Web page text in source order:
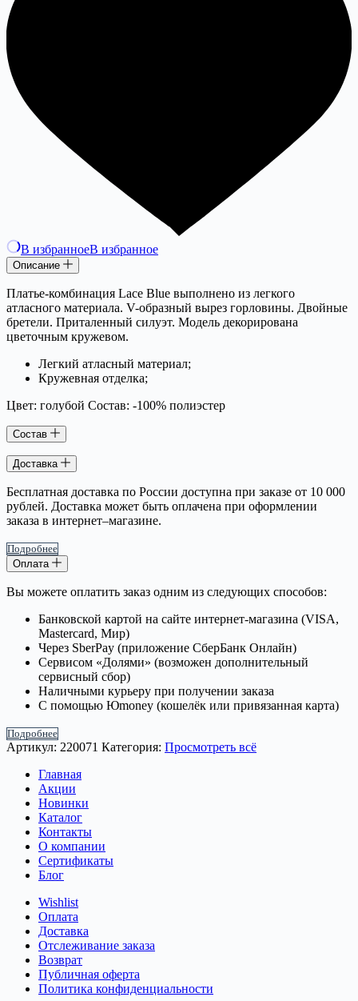
В избранноеВ избранное
Описание
Платье-комбинация Lace Blue выполнено из легкого
атласного материала. V-образный вырез горловины. Двойные
бретели. Приталенный силуэт. Модель декорирована
цветочным кружевом.
Легкий атласный материал;
Кружевная отделка;
Цвет: голубой Состав: -100% полиэстер
Состав
Доставка
Бесплатная доставка по России доступна при заказе от 10 000
рублей. Доставка может быть оплачена при оформлении
заказа в интернет–магазине.
Подробнее
Оплата
Вы можете оплатить заказ одним из следующих способов:
Банковской картой на сайте интернет-магазина (VISA,
Mastercard, Мир)
Через SberPay (приложение СберБанк Онлайн)
Сервисом «Долями» (возможен дополнительный
сервисный сбор)
Наличными курьеру при получении заказа
С помощью Юmoney (кошелёк или привязанная карта)
Подробнее
Артикул: 220071 Категория: Просмотреть всё
Главная
Акции
Новинки
Каталог
Контакты
О компании
Сертификаты
Блог
Wishlist
Оплата
Доставка
Отслеживание заказа
Возврат
Публичная оферта
Политика конфиденциальности